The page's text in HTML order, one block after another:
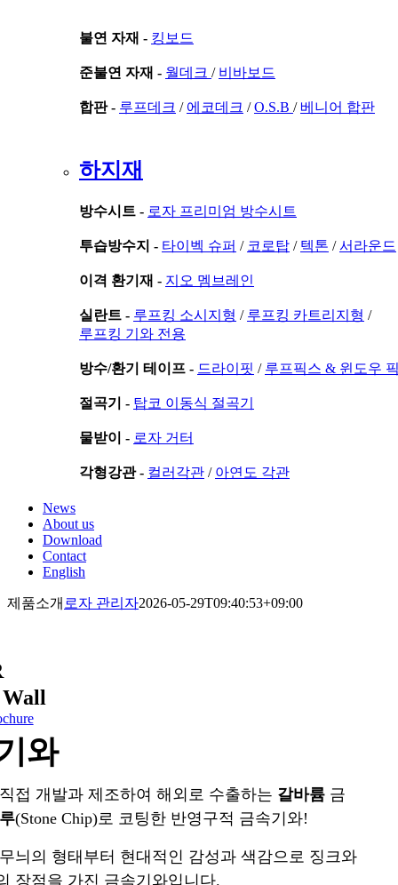
불연 자재 - 킹보드
준불연 자재 - 월데크 / 비바보드
합판 - 루프데크 / 에코데크 /O.S.B / 베니어 합판
하지재
방수시트 - 로자 프리미엄 방수시트
투습방수지 - 타이벡 슈퍼 / 코로탑 / 텍톤 /서라운드
이격 환기재 - 지오 멤브레인
실란트 - 루프킹 소시지형 / 루프킹 카트리지형 /
루프킹 기와 전용
방수/환기 테이프 - 드라이핏 / 루프픽스 & 윈도우
절곡기 - 탑코 이동식 절곡기
물받이 - 로자 거터
각형강관 - 컬러각관 / 아연도 각관
News
About us
Download
Contact
English
제품소개 로자 관리자2026-05-29T09:40:53+09:00
와
접 개발과 제조하여 해외로 수출하는 갈바륨금
(Stone Chip)로 코팅한 반영구적 금속기와!
늬의 형태부터 현대적인 감성과 색감으로 징크와
장점을 가진 금속기와입니다.